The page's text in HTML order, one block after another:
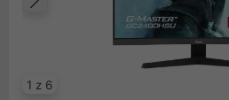
1 z 6
Poprzedni